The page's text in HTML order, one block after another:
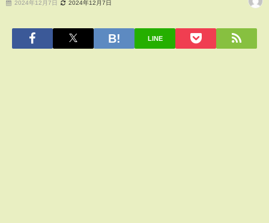
2024年12月7日 2024年12月7日
LINE